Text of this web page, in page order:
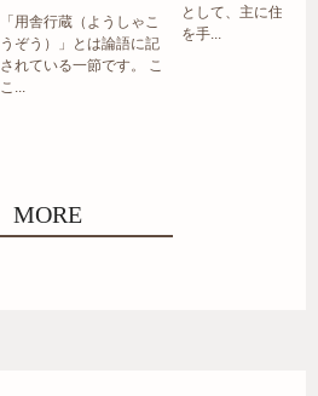
「用舎行蔵（ようしゃこ
うぞう）」とは論語に記
されている一節です。 こ
こ...
として、主に住宅の
を手...
MORE